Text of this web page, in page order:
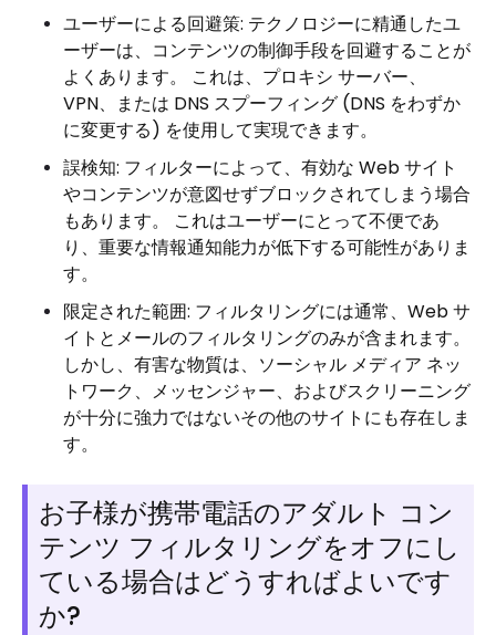
ユーザーによる回避策: テクノロジーに精通したユ
ーザーは、コンテンツの制御手段を回避することが
よくあります。 これは、プロキシ サーバー、
VPN、または DNS スプーフィング (DNS をわずか
に変更する) を使用して実現できます。
誤検知: フィルターによって、有効な Web サイト
やコンテンツが意図せずブロックされてしまう場合
もあります。 これはユーザーにとって不便であ
り、重要な情報通知能力が低下する可能性がありま
す。
限定された範囲: フィルタリングには通常、Web サ
イトとメールのフィルタリングのみが含まれます。
しかし、有害な物質は、ソーシャル メディア ネッ
トワーク、メッセンジャー、およびスクリーニング
が十分に強力ではないその他のサイトにも存在しま
す。
お子様が携帯電話のアダルト コン
テンツ フィルタリングをオフにし
ている場合はどうすればよいです
か?